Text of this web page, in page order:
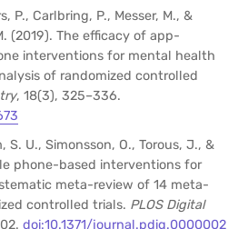
P., Carlbring, P., Messer, M., &
(2019). The efficacy of app-
interventions for mental health
of randomized controlled
, 18(3), 325–336.
S. U., Simonsson, O., Torous, J., &
phone-based interventions for
meta-review of 14 meta-
controlled trials. PLOS Digital
doi:10.1371/journal.pdig.0000002